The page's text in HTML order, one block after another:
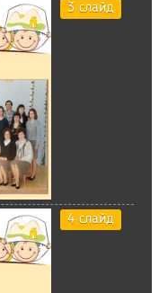
3 слайд
4 слайд